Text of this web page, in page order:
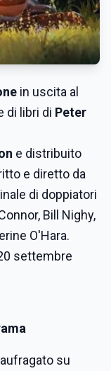
in uscita al
di libri di Peter
e distribuito
e diretto da
di doppiatori
Bill Nighy,
O'Hara.
settembre
su